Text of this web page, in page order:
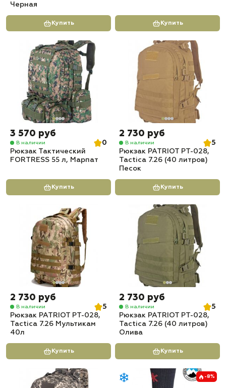
Черная
Купить Купить
3 570 руб
В наличии
0
Рюкзак Тактический
FORTRESS 55 л, Марпат
Купить
2 730 руб
В наличии
5
Рюкзак PATRIOT РТ-028,
Tactica 7.26 (40 литров)
Песок
Купить
2 730 руб
В наличии
5
Рюкзак PATRIOT РТ-028,
Tactica 7.26 Мультикам
40л
Купить
2 730 руб
В наличии
5
Рюкзак PATRIOT РТ-028,
Tactica 7.26 (40 литров)
Олива
Купить
-8%